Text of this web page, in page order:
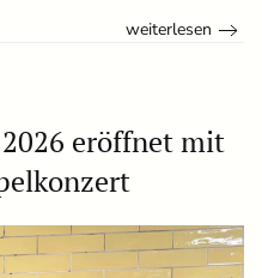
weiterlesen
eröffnet mit